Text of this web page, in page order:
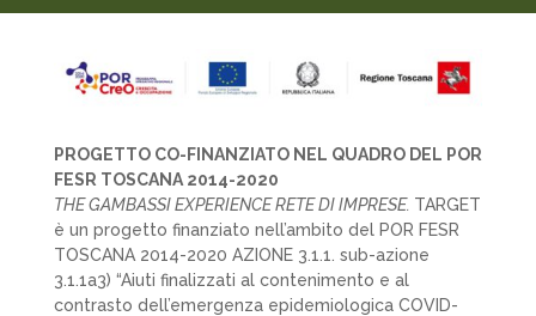
PROGETTO CO-FINANZIATO NEL QUADRO DEL POR
FESR TOSCANA 2014-2020
THE GAMBASSI EXPERIENCE RETE DI IMPRESE. TARGET
è un progetto finanziato nell’ambito del POR FESR
TOSCANA 2014-2020 AZIONE 3.1.1. sub-azione
3.1.1a3) “Aiuti finalizzati al contenimento e al
contrasto dell’emergenza epidemiologica COVID-